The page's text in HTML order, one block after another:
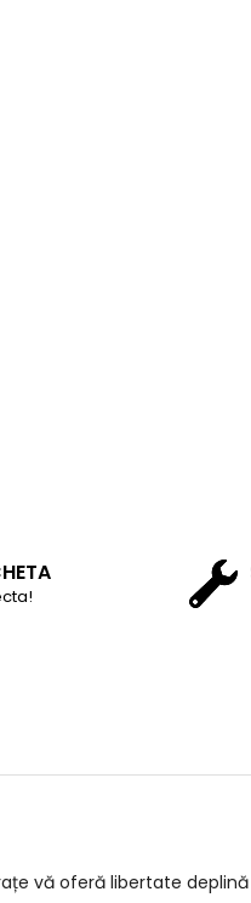
vă oferă libertate